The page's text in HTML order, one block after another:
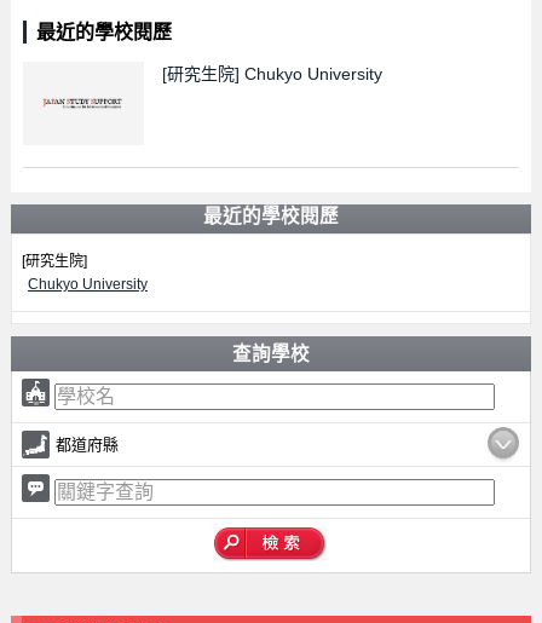
最近的學校閱歷
[研究生院] Chukyo University
最近的學校閱歷
[研究生院]
Chukyo University
查詢學校
都道府縣